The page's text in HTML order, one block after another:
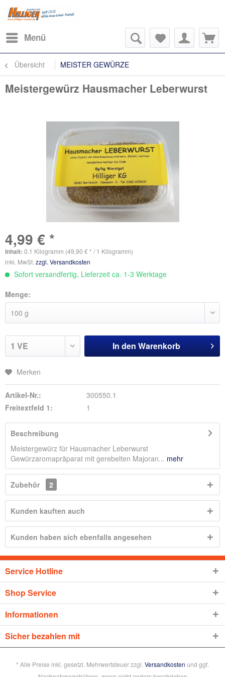
Menü
Übersicht MEISTER GEWÜRZE
Meistergewürz Hausmacher Leberwurst
4,99 € *
Inhalt: 0.1 Kilogramm (49,90 € * / 1 Kilogramm)
inkl. MwSt. zzgl. Versandkosten
Sofort versandfertig, Lieferzeit ca. 1-3 Werktage
Menge:
In den Warenkorb
Merken
Artikel-Nr.:
300550.1
Freitextfeld 1:
1
Beschreibung
Meistergewürz für Hausmacher Leberwurst
Gewürzaromapräparat mit gerebelten Majoran... mehr
Zubehör 2
Kunden kauften auch
Kunden haben sich ebenfalls angesehen
Service Hotline
Shop Service
Informationen
Sicher bezahlen mit
* Alle Preise inkl. gesetzl. Mehrwertsteuer zzgl. Versandkosten und ggf.